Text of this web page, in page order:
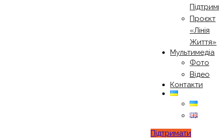
Проєкт
«Лінія
Життя»
Мультимедіа
Фото
Відео
Контакти
Підтримати